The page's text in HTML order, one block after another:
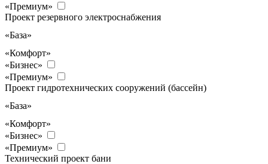
«Премиум»
Проект резервного электроснабжения
«База»
«Комфорт»
«Бизнес»
«Премиум»
Проект гидротехнических сооружений (бассейн)
«База»
«Комфорт»
«Бизнес»
«Премиум»
Технический проект бани